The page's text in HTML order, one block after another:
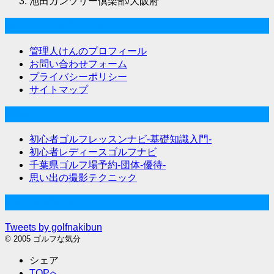
管理人けんのプロフィール
お問い合わせフォーム
プライバシーポリシー
サイトマップ
初心者ゴルフレッスンナビ-基礎知識入門-
初心者レディースゴルフナビ
千葉県ゴルフ場予約-団体-優待-
思い出の撮影テクニック
Tweets by golfnakibun
© 2005 ゴルフな気分
シェア